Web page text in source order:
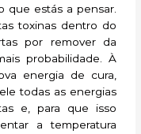
que estás a pensar.
toxinas dentro do
por remover da
probabilidade. À
energia de cura,
todas as energias
e, para que isso
a temperatura